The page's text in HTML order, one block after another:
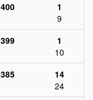
400
1
9
399
1
10
385
14
24